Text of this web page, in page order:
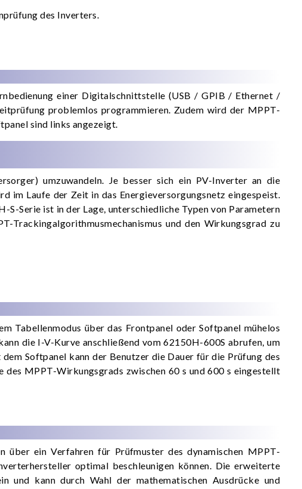
des Inverters.
einer Digitalschnittstelle (USB / GPIB / Ethernet /
problemlos programmieren. Zudem wird der MPPT-
sind links angezeigt.
umzuwandeln. Je besser sich ein PV-Inverter an die
im Laufe der Zeit in das Energieversorgungsnetz eingespeist.
Serie ist in der Lage, unterschiedliche Typen von Parametern
Trackingalgorithmusmechanismus und den Wirkungsgrad zu
Tabellenmodus über das Frontpanel oder Softpanel mühelos
die I-V-Kurve anschließend vom 62150H-600S abrufen, um
Softpanel kann der Benutzer die Dauer für die Prüfung des
MPPT-Wirkungsgrads zwischen 60 s und 600 s eingestellt
über ein Verfahren für Prüfmuster des dynamischen MPPT-
optimal beschleunigen können. Die erweiterte
und kann durch Wahl der mathematischen Ausdrücke und